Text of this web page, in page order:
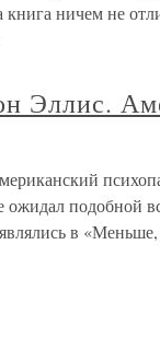
ничем не
Эллис.
ожидал подобной
в